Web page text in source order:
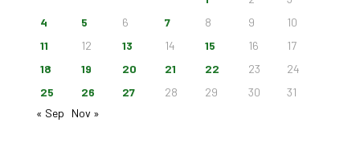
4
5 6 7 8 9
10
11
12 13 14 15 16
17
18
19 20 21 22 23
24
25
26 27 28 29 30
31
« Sep
Nov »